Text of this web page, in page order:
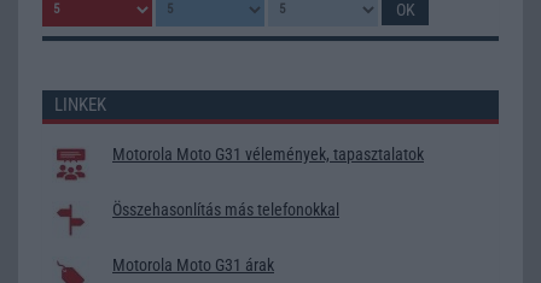
LINKEK
Motorola Moto G31 vélemények, tapasztalatok
Összehasonlítás más telefonokkal
Motorola Moto G31 árak